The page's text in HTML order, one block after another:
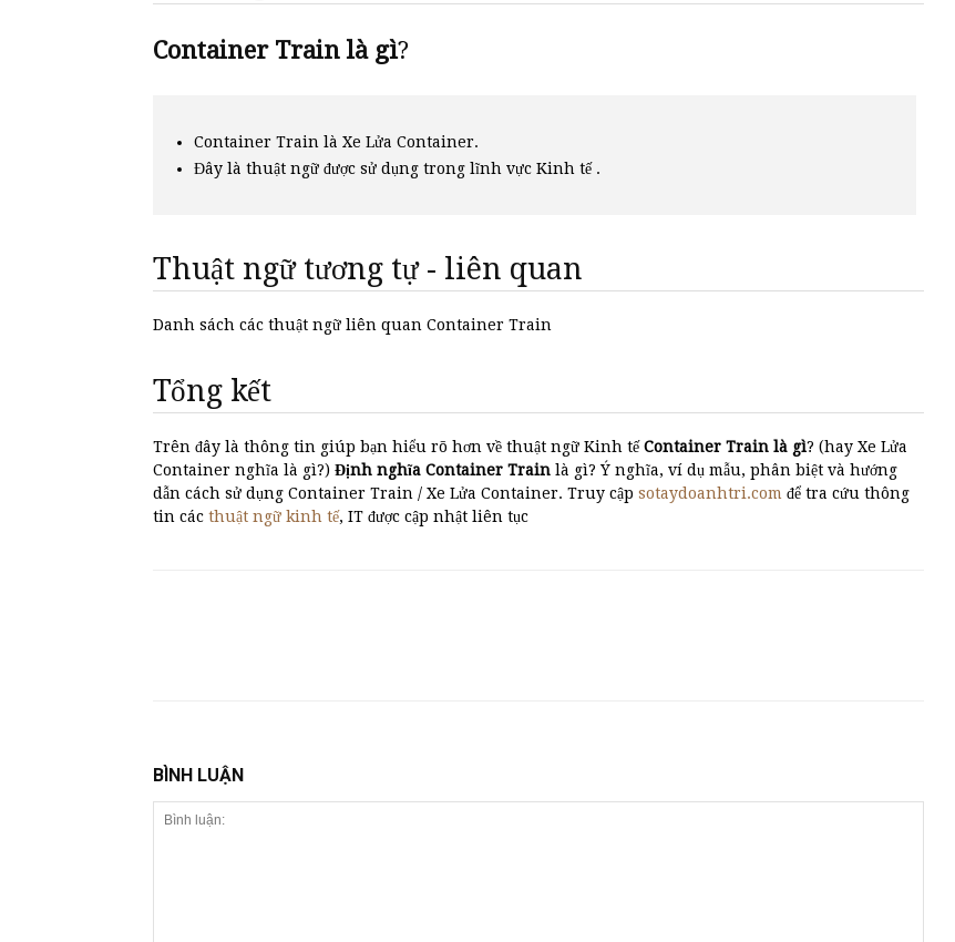
Container Train là gì?
Container Train là Xe Lửa Container.
Đây là thuật ngữ được sử dụng trong lĩnh vực Kinh tế .
Thuật ngữ tương tự - liên quan
Danh sách các thuật ngữ liên quan Container Train
Tổng kết
Trên đây là thông tin giúp bạn hiểu rõ hơn về thuật ngữ Kinh tếContainer Train là gì? (hay Xe Lửa
Container nghĩa là gì?) Định nghĩa Container Train là gì? Ý nghĩa, ví dụ mẫu, phân biệt và hướng
dẫn cách sử dụng Container Train / Xe Lửa Container. Truy cập sotaydoanhtri.com để tra cứu thông
tin các thuật ngữ kinh tế, IT được cập nhật liên tục
BÌNH LUẬN